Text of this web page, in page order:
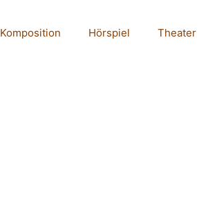
Komposition Hörspiel Theater